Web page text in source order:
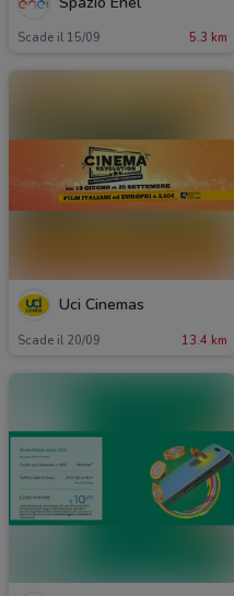
Scade il 15/09 5.3 km
Uci Cinemas
Scade il 20/09 13.4 km